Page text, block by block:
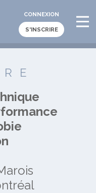
CONNEXION
S'INSCRIRE